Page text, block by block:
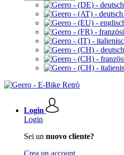
Login
Login
Sei un nuovo cliente?
Crea un account